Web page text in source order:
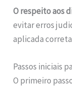
O respeito aos
evitar erros
aplicada
Passos iniciais
O primeiro